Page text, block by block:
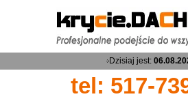
Dzisiaj jest:
tel: 517-